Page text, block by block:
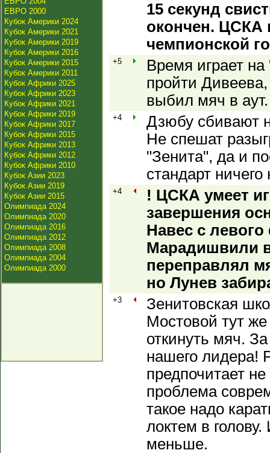
ЕВРО 2000
Кубок Америки 2024
Кубок Америки 2021
Кубок Америки 2019
Кубок Америки 2016
Кубок Америки 2015
Кубок Америки 2011
Кубок Африки 2025
Кубок Африки 2023
Кубок Африки 2021
Кубок Африки 2019
Кубок Африки 2017
Кубок Африки 2015
Кубок Африки 2013
Кубок Африки 2012
Кубок Африки 2010
Кубок Азии 2023
Кубок Азии 2019
Кубок Азии 2015
Олимпиада 2024
Олимпиада 2020
Олимпиада 2016
Олимпиада 2012
Олимпиада 2008
Олимпиада 2004
Олимпиада 2000
15 секунд
окончен. ЦСКА
чемпионской
+5
Время играет
пройти
выбил мяч в аут.
+4
Дзюбу сбивают
Не спешат
"Зенита", да и
стандарт ничего
+4
! ЦСКА умеет
завершения
Навес с левого
Марадишвили
переправлял
но Лунев
+3
Зенитовская
Мостовой тут
откинуть мяч.
нашего лидера!
предпочитает
проблема
такое надо
локтем в
меньше.